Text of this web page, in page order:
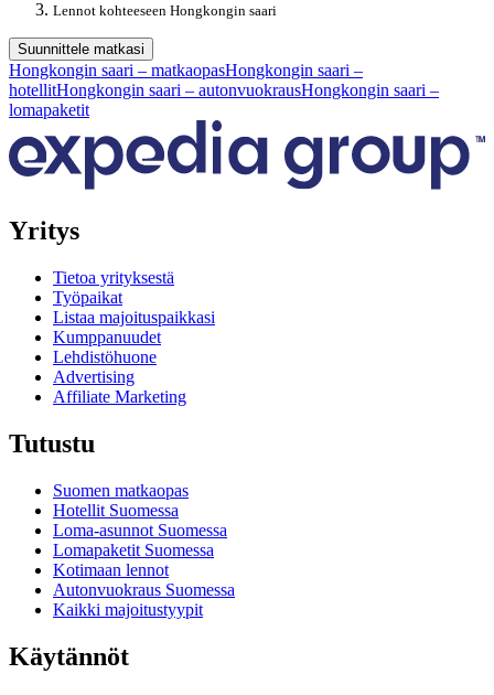
Lennot kohteeseen Hongkongin saari
Suunnittele matkasi
Hongkongin saari – matkaopasHongkongin saari –
hotellitHongkongin saari – autonvuokrausHongkongin saari –
lomapaketit
Yritys
Tietoa yrityksestä
Työpaikat
Listaa majoituspaikkasi
Kumppanuudet
Lehdistöhuone
Advertising
Affiliate Marketing
Tutustu
Suomen matkaopas
Hotellit Suomessa
Loma-asunnot Suomessa
Lomapaketit Suomessa
Kotimaan lennot
Autonvuokraus Suomessa
Kaikki majoitustyypit
Käytännöt